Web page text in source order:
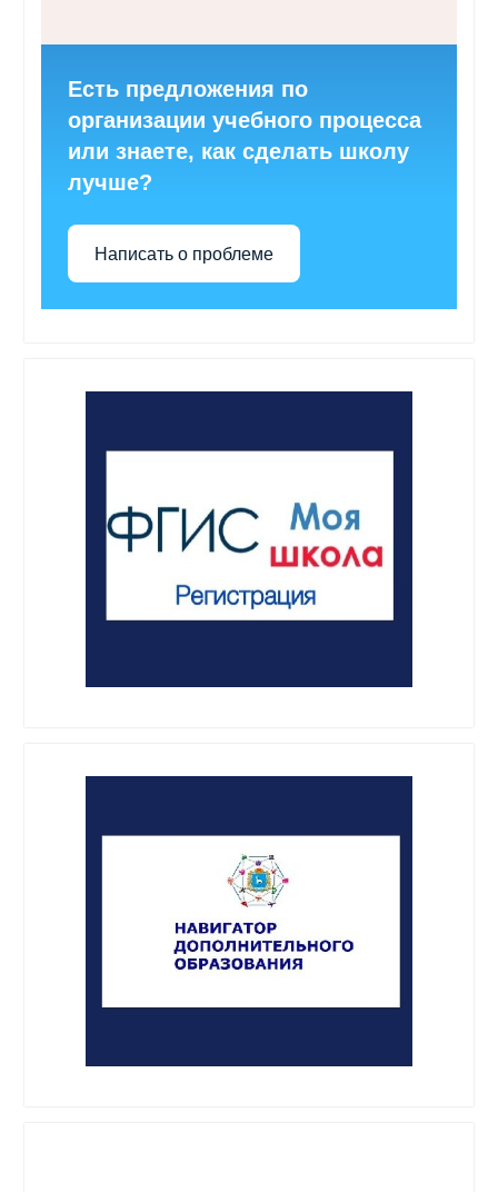
Есть предложения по
организации учебного процесса
или знаете, как сделать школу
лучше?
Написать о проблеме